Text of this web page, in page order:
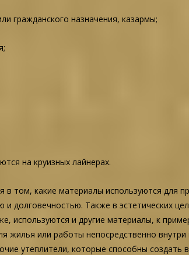
гражданского назначения, казармы;
на круизных лайнерах.
в том, какие материалы используются для
и долговечностью. Также в эстетических
используются и другие материалы, к
жилья или работы непосредственно
утеплители, которые способны